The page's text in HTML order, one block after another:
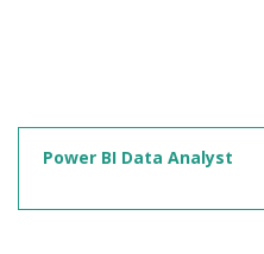
Power BI Data Analyst